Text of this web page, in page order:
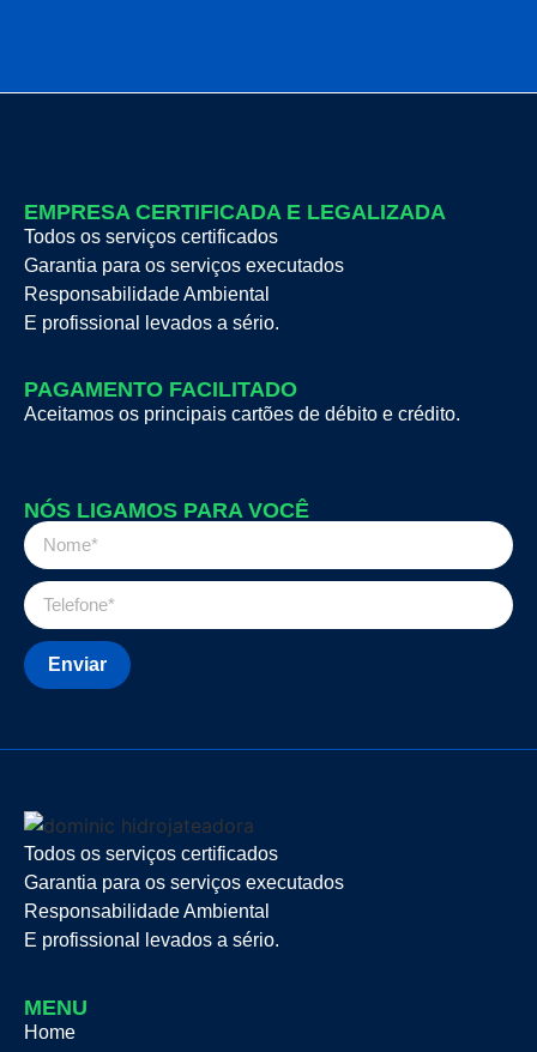
EMPRESA CERTIFICADA E LEGALIZADA
Todos os serviços certificados
Garantia para os serviços executados
Responsabilidade Ambiental
E profissional levados a sério.
PAGAMENTO FACILITADO
Aceitamos os principais cartões de débito e crédito.
NÓS LIGAMOS PARA VOCÊ
Enviar
Todos os serviços certificados
Garantia para os serviços executados
Responsabilidade Ambiental
E profissional levados a sério.
MENU
Home